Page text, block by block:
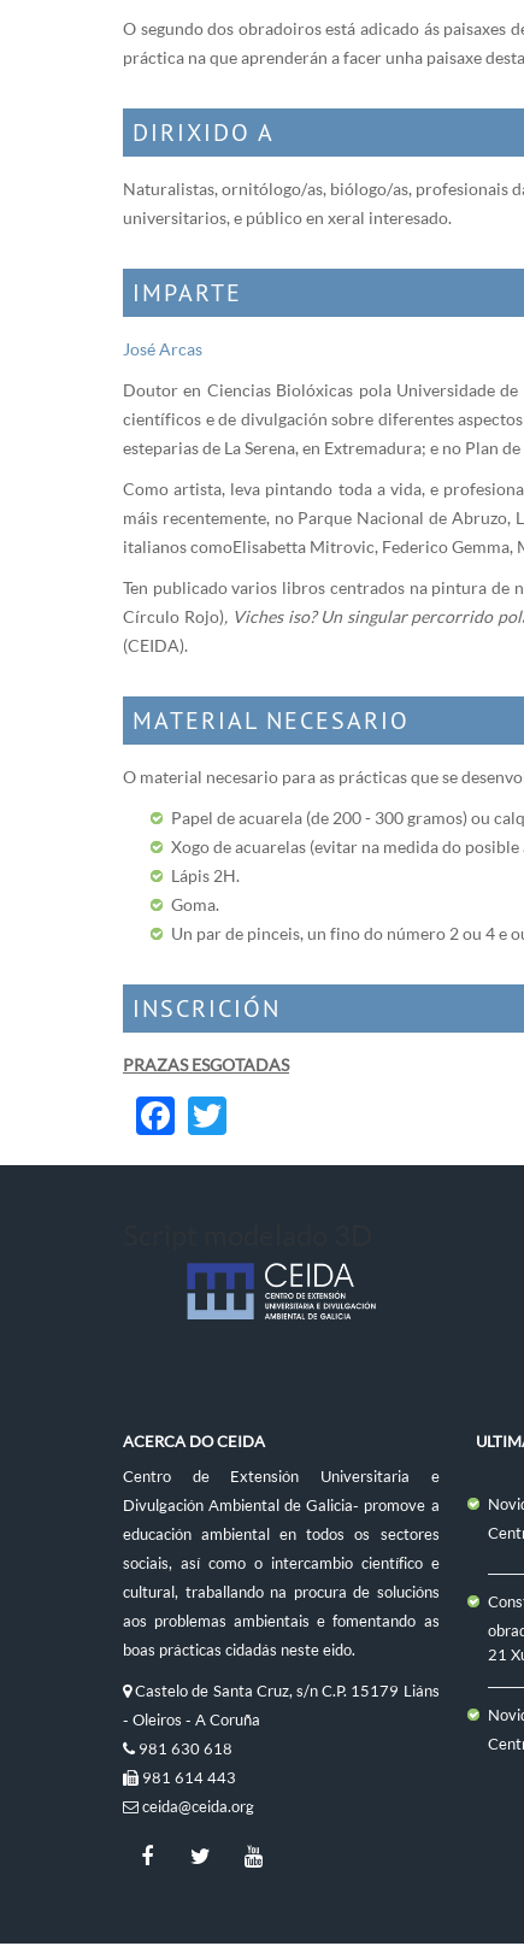
O segundo dos obradoiros está adicado ás paisaxes
práctica na que aprenderán a facer unha paisaxe
DIRIXIDO A
Naturalistas, ornitólogo/as, biólogo/as, profesionais
universitarios, e público en xeral interesado.
IMPARTE
José Arcas
Doutor en Ciencias Biolóxicas pola Universidade
científicos e de divulgación sobre diferentes
esteparias de La Serena, en Extremadura; e no Plan
Como artista, leva pintando toda a vida, e
máis recentemente, no Parque Nacional de
italianos como Elisabetta Mitrovic, Federico
Ten publicado varios libros centrados na pintura de
Círculo Rojo), Viches iso? Un singular percorrido
(CEIDA).
MATERIAL NECESARIO
O material necesario para as prácticas que se
Papel de acuarela (de 200 - 300 gramos) ou
Xogo de acuarelas (evitar na medida do
Lápis 2H.
Goma.
Un par de pinceis, un fino do número 2 ou 4 e
INSCRICIÓN
PRAZAS ESGOTADAS
Facebook
ACERCA DO CEIDA
Centro de Extensión Universitaria e
Divulgación Ambiental de Galicia- promove a
educación ambiental en todos os sectores
sociais, así como o intercambio científico e
cultural, traballando na procura de solucións
aos problemas ambientais e fomentando as
boas prácticas cidadás neste eido.
Castelo de Santa Cruz, s/n C.P. 15179 Liáns
- Oleiros - A Coruña
981 630 618
981 614 443
ceida@ceida.org
21